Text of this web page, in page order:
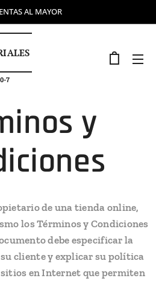
AL MAYOR
7
y
de una tienda online,
los Términos y Condiciones
debe especificar la
cliente y explicar su política
en Internet que permiten